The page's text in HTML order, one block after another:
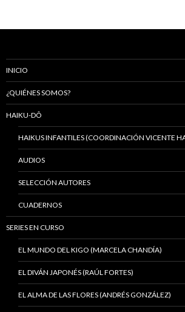
a
las
entradas
INICIO
¿QUIÉNES SOMOS?
HAIKU-DÔ
HAIKUS INFANTILES (COORDINACIÓN VICENTE
AUDIOS
SELECCIÓN AUTORES
CUADERNOS
SERIES EN CURSO
EL MUNDO DEL KIGO (MARCELA CHANDÍA)
EL DIVÁN JAPONÉS (RAÚL FORTES)
EL ALMA DE LAS FLORES (ANDRÉS GONZÁLEZ)